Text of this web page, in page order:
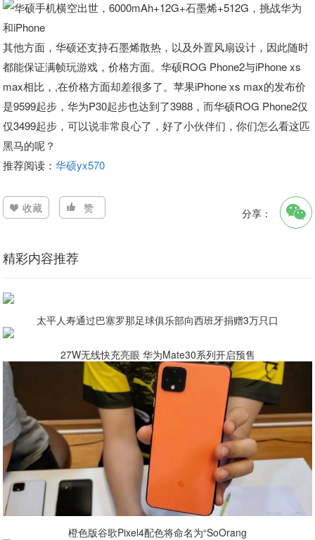
其他方面，华硕还支持石墨烯散热，以及外置风扇设计，因此随时
都能保证满帧玩游戏，价格方面。华硕ROG Phone2与iPhone xs
max相比，,在价格方面却差很多了。苹果iPhone xs max的发布价
是9599起步，华为P30起步也达到了3988，而华硕ROG Phone2仅
仅3499起步，可以说非常良心了，好了小伙伴们，你们怎么看这匹
黑马的呢？
推荐阅读：华硕yx570
收藏 赞 分享：
精彩内容推荐
太平人寿通过巴塞罗那足球俱乐部向西班牙捐赠3万只口
27W无线快充亮眼 华为Mate30系列开启预售
橙色版谷歌Pixel4配色将命名为“SoOrang